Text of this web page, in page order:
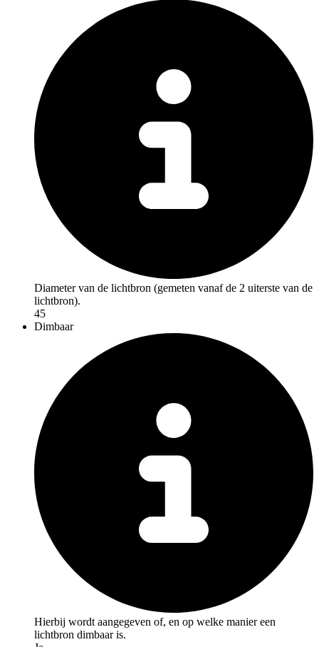
Diameter van de lichtbron (gemeten vanaf de 2 uiterste van de
lichtbron).
45
Dimbaar
Hierbij wordt aangegeven of, en op welke manier een
lichtbron dimbaar is.